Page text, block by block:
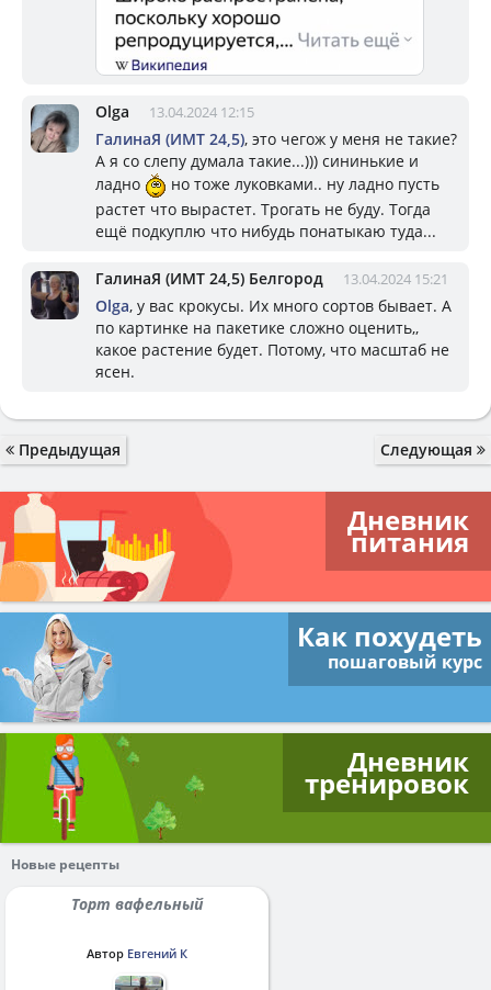
Olga 13.04.2024 12:15
ГалинаЯ (ИМТ 24,5), это чегож у меня не такие?
А я со слепу думала такие...))) сининькие и
ладно
но тоже луковками.. ну ладно пусть
растет что вырастет. Трогать не буду. Тогда
ещё подкуплю что нибудь понатыкаю туда...
ГалинаЯ (ИМТ 24,5) Белгород 13.04.2024 15:21
Olga, у вас крокусы. Их много сортов бывает. А
по картинке на пакетике сложно оценить,,
какое растение будет. Потому, что масштаб не
ясен.
Предыдущая Следующая
Дневник
питания
Как похудеть
пошаговый курс
Дневник
тренировок
Новые рецепты
Торт вафельный
Автор Евгений К